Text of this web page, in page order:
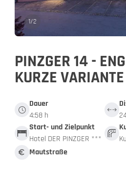
1/2
PINZGER 14 -
KURZE VARIANTE
Dauer
4:58 h
Start- und Zielpunkt
Hotel DER PINZGER ***
Mautstraße